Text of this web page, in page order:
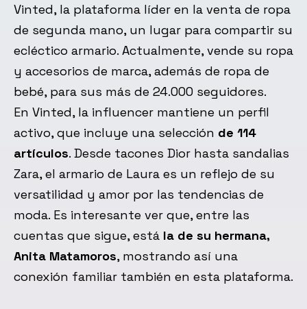
Vinted, la plataforma líder en la venta de ropa
de segunda mano, un lugar para compartir su
ecléctico armario. Actualmente, vende su ropa
y accesorios de marca, además de ropa de
bebé, para sus más de 24.000 seguidores.
En Vinted, la influencer mantiene un perfil
activo, que incluye una selección de 114
artículos. Desde tacones Dior hasta sandalias
Zara, el armario de Laura es un reflejo de su
versatilidad y amor por las tendencias de
moda. Es interesante ver que, entre las
cuentas que sigue, está la de su hermana,
Anita Matamoros, mostrando así una
conexión familiar también en esta plataforma.